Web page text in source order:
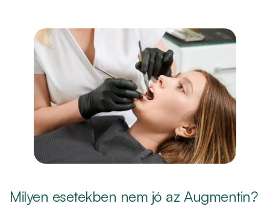
Milyen esetekben nem jó az Augmentin?